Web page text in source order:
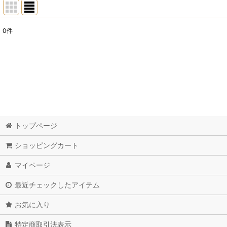
0件
トップページ
ショッピングカート
マイページ
最近チェックしたアイテム
お気に入り
特定商取引法表示